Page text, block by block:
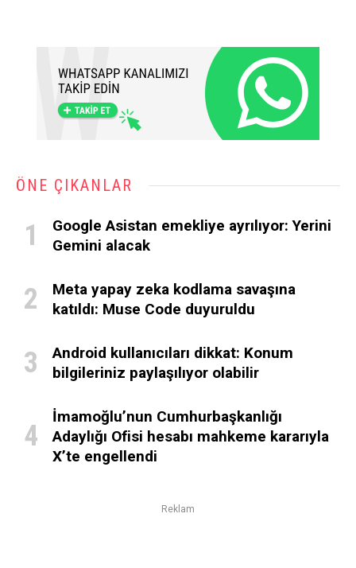
ÖNE ÇIKANLAR
Google Asistan emekliye ayrılıyor: Yerini
Gemini alacak
Meta yapay zeka kodlama savaşına
katıldı: Muse Code duyuruldu
Android kullanıcıları dikkat: Konum
bilgileriniz paylaşılıyor olabilir
İmamoğlu’nun Cumhurbaşkanlığı
Adaylığı Ofisi hesabı mahkeme kararıyla
X’te engellendi
Reklam